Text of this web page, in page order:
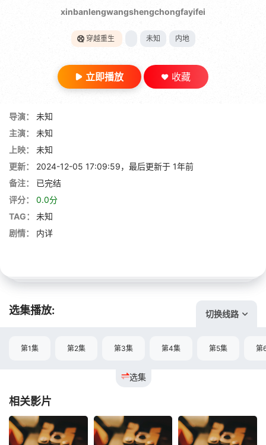
xinbanlengwangshengchongfayifei
穿越重生 未知 内地
立即播放 收藏
导演：
未知
主演：
未知
上映：
未知
更新：
2024-12-05 17:09:59，最后更新于 1年前
备注：
已完结
评分：
0.0分
TAG：
未知
剧情：
内详
选集播放: 切换线路
选集
第1集 第2集 第3集 第4集 第5集 第
相关影片